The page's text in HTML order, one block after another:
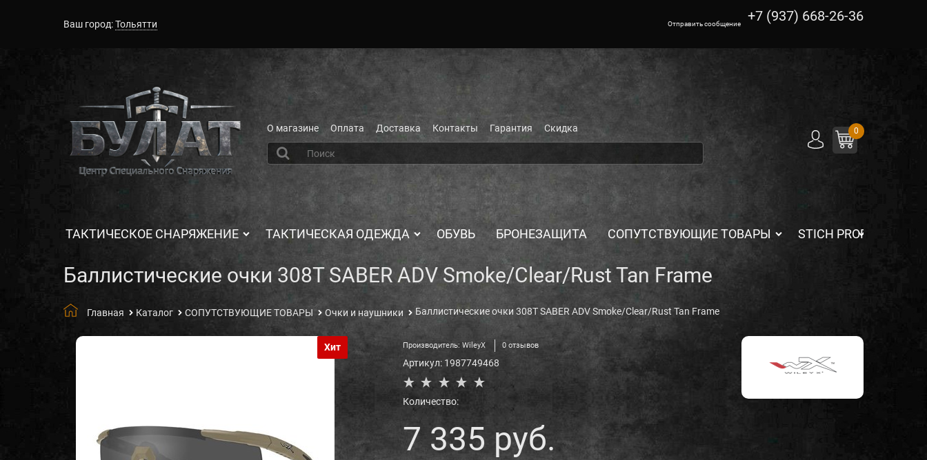
Ваш город:Тольятти Отправить сообщение +7 (937) 668-26-36
О магазине Оплата Доставка Контакты Гарантия Скидка 0
ТАКТИЧЕСКОЕ СНАРЯЖЕНИЕ ТАКТИЧЕСКАЯ ОДЕЖДА ОБУВЬ БРОНЕЗАЩИТА СОПУТСТВУЮЩИЕ ТОВАРЫ STICH PROFI
Баллистические очки 308T SABER ADV Smoke/Clear/Rust Tan Frame
Главная Каталог СОПУТСТВУЮЩИЕ ТОВАРЫ Очки и наушники Баллистические очки 308T SABER ADV Smoke/Clear/Rust Tan Frame
Хит Производитель: WileyX 0 отзывов
Артикул: 1987749468
Количество:
7 335 руб.